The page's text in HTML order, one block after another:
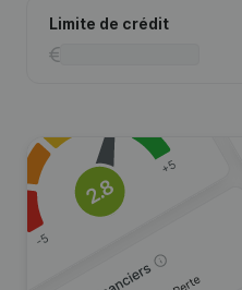
Limite de crédit